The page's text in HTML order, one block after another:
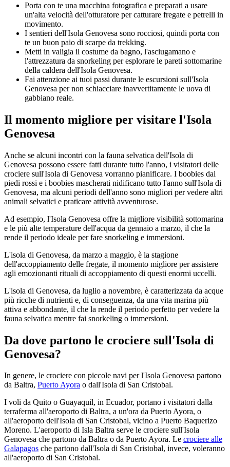
Porta con te una macchina fotografica e preparati a usare
un'alta velocità dell'otturatore per catturare fregate e petrelli in
movimento.
I sentieri dell'Isola Genovesa sono rocciosi, quindi porta con
te un buon paio di scarpe da trekking.
Metti in valigia il costume da bagno, l'asciugamano e
l'attrezzatura da snorkeling per esplorare le pareti sottomarine
della caldera dell'Isola Genovesa.
Fai attenzione ai tuoi passi durante le escursioni sull'Isola
Genovesa per non schiacciare inavvertitamente le uova di
gabbiano reale.
Il momento migliore per visitare l'Isola
Genovesa
Anche se alcuni incontri con la fauna selvatica dell'Isola di
Genovesa possono essere fatti durante tutto l'anno, i visitatori delle
crociere sull'Isola di Genovesa vorranno pianificare. I boobies dai
piedi rossi e i boobies mascherati nidificano tutto l'anno sull'Isola di
Genovesa, ma alcuni periodi dell'anno sono migliori per vedere altri
animali selvatici e praticare attività avventurose.
Ad esempio, l'Isola Genovesa offre la migliore visibilità sottomarina
e le più alte temperature dell'acqua da gennaio a marzo, il che la
rende il periodo ideale per fare snorkeling e immersioni.
L'isola di Genovesa, da marzo a maggio, è la stagione
dell'accoppiamento delle fregate, il momento migliore per assistere
agli emozionanti rituali di accoppiamento di questi enormi uccelli.
L'isola di Genovesa, da luglio a novembre, è caratterizzata da acque
più ricche di nutrienti e, di conseguenza, da una vita marina più
attiva e abbondante, il che la rende il periodo perfetto per vedere la
fauna selvatica mentre fai snorkeling o immersioni.
Da dove partono le crociere sull'Isola di
Genovesa?
In genere, le crociere con piccole navi per l'Isola Genovesa partono
da Baltra, Puerto Ayora o dall'Isola di San Cristobal.
I voli da Quito o Guayaquil, in Ecuador, portano i visitatori dalla
terraferma all'aeroporto di Baltra, a un'ora da Puerto Ayora, o
all'aeroporto dell'Isola di San Cristobal, vicino a Puerto Baquerizo
Moreno. L'aeroporto di Isla Baltra serve le crociere sull'Isola
Genovesa che partono da Baltra o da Puerto Ayora. Le crociere alle
Galapagos che partono dall'Isola di San Cristobal, invece, voleranno
all'aeroporto di San Cristobal.